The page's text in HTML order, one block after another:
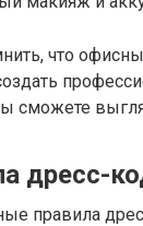
что
сможете
дресс-
правила